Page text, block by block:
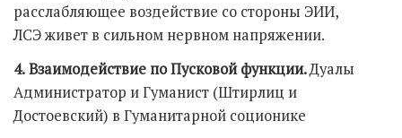
расслабляющее воздействие со стороны ЭИИ,
ЛСЭ живет в сильном нервном напряжении.
4.Взаимодействие по Пусковой функции.Дуалы
Администратор и Гуманист (Штирлиц и
Достоевский) в Гуманитарной соционике